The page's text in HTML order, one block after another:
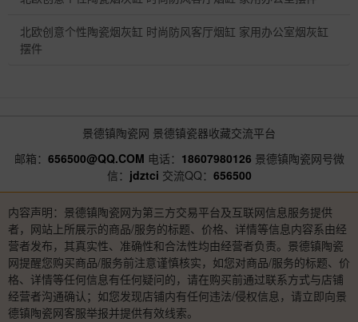
北欧创意个性陶瓷烟灰缸 时尚防风客厅烟缸 家用办公室烟灰缸
摆件
景德镇陶瓷网 景德镇瓷器收藏交流平台
邮箱： 656500@QQ.COM 电话： 18607980126 景德镇陶瓷网号微
信： jdztci 交流QQ： 656500
内容声明：景德镇陶瓷网为第三方交易平台及互联网信息服务提供
者，网站上所展示的商品/服务的标题、价格、详情等信息内容系由经
营者发布，其真实性、准确性和合法性均由经营者负责。景德镇陶瓷
网提醒您购买商品/服务前注意谨慎核实，如您对商品/服务的标题、价
格、详情等任何信息有任何疑问的，请在购买前通过联系方式与店铺
经营者沟通确认；如您发现店铺内有任何违法/侵权信息，请立即向景
德镇陶瓷网客服举报并提供有效线索。